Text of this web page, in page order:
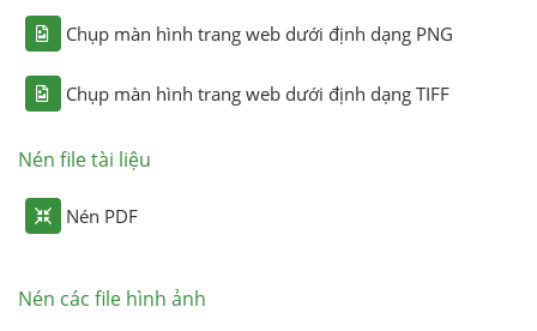
Chụp màn hình trang web dưới định dạng PNG
Chụp màn hình trang web dưới định dạng TIFF
Nén file tài liệu
Nén PDF
Nén các file hình ảnh